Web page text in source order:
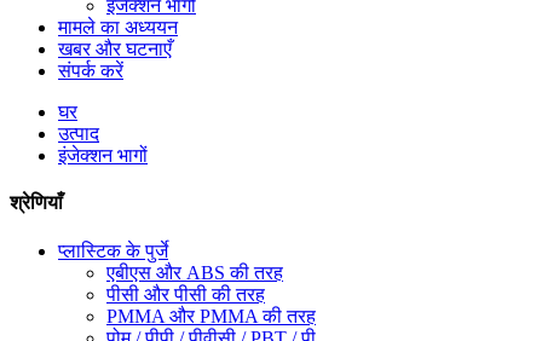
इंजेक्शन भागों
मामले का अध्ययन
खबर और घटनाएँ
संपर्क करें
घर
उत्पाद
इंजेक्शन भागों
श्रेणियाँ
प्लास्टिक के पुर्जे
एबीएस और ABS की तरह
पीसी और पीसी की तरह
PMMA और PMMA की तरह